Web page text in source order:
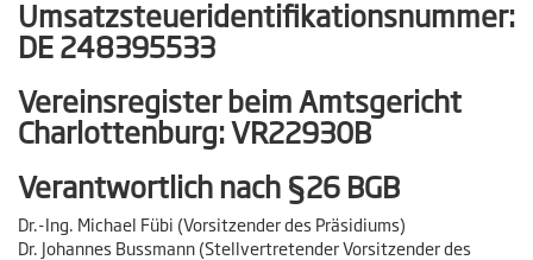
Umsatzsteueridentifikationsnummer:
DE 248395533
Vereinsregister beim Amtsgericht
Charlottenburg: VR22930B
Verantwortlich nach §26 BGB
Dr.-Ing. Michael Fübi (Vorsitzender des Präsidiums)
Dr. Johannes Bussmann (Stellvertretender Vorsitzender des